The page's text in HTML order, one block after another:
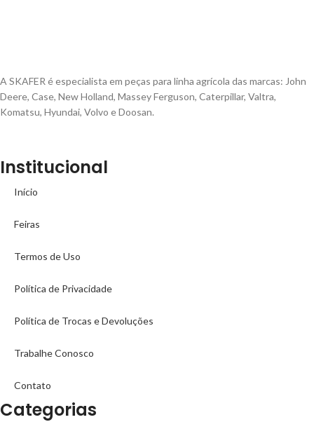
A SKAFER é especialista em peças para linha agrícola das marcas: John
Deere, Case, New Holland, Massey Ferguson, Caterpillar, Valtra,
Komatsu, Hyundai, Volvo e Doosan.
Institucional
Início
Feiras
Termos de Uso
Política de Privacidade
Política de Trocas e Devoluções
Trabalhe Conosco
Contato
Categorias